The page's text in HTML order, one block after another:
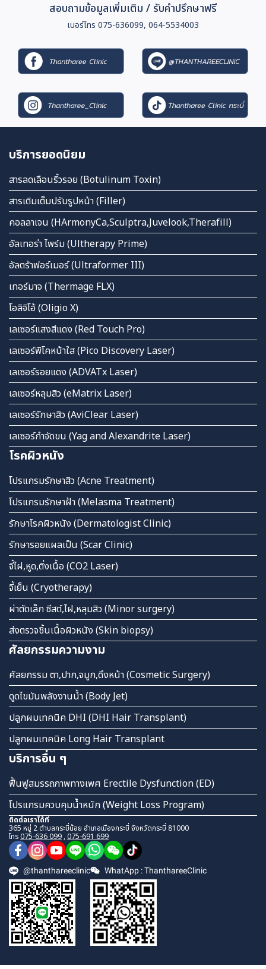
สอบถามข้อมูลเพิ่มเติม / รับคำปรึกษาฟรี
เบอร์โทร 075-636099, 064-5534003
บริการยอดนิยม
สารลดเลือนริ้วรอย (Botulinum Toxin)
สารเติมเต็มปรับรูปหน้า (Filler)
คอลลาเจน (HArmonyCa,Sculptra,Juvelook,Therafill)
อัลเทอร่า ไพร์ม (Ultherapy Prime)
อัลตร้าฟอร์เมอร์ (Ultraformer III)
เทอร์มาจ (Thermage FLX)
โอลิจิโอ้ (Oligio X)
เลเซอร์แสงสีแดง (Red Touch Pro)
เลเซอร์พิโคหน้าใส (Pico Discovery Laser)
เลเซอร์รอยแดง (ADVATx Laser)
เลเซอร์หลุมสิว (eMatrix Laser)
เลเซอร์รักษาสิว (AviClear Laser)
เลเซอร์กำจัดขน (Yag and Alexandrite Laser)
โรคผิวหนัง
โปรแกรมรักษาสิว (Acne Treatment)
โปรแกรมรักษาฝ้า (Melasma Treatment)
รักษาโรคผิวหนัง (Dermatologist Clinic)
รักษารอยแผลเป็น (Scar Clinic)
จี้ไฝ,หูด,ติ่งเนื้อ (CO2 Laser)
จี้เย็น (Cryotherapy)
ผ่าตัดเล็ก ซีสต์,ไฝ,หลุมสิว (Minor surgery)
ส่งตรวจชิ้นเนื้อผิวหนัง (Skin biopsy)
ศัลยกรรมความงาม
ศัลยกรรม ตา,ปาก,จมูก,ดึงหน้า (Cosmetic Surgery)
ดูดไขมันพลังงานน้ำ (Body Jet)
ปลูกผมเทคนิค DHI (DHI Hair Transplant)
ปลูกผมเทคนิค Long Hair Transplant
บริการอื่น ๆ
ฟื้นฟูสมรรถภาพทางเพศ Erectile Dysfunction (ED)
โปรแกรมควบคุมน้ำหนัก (Weight Loss Program)
ติดต่อเราได้ที่
365 หมู่ 2 ตำบลกระบี่น้อย อำเภอเมืองกระบี่ จังหวัดกระบี่ 81000
โทร075-636 099,075-691 699
@thanthareeclinic WhatApp : ThanthareeClinic